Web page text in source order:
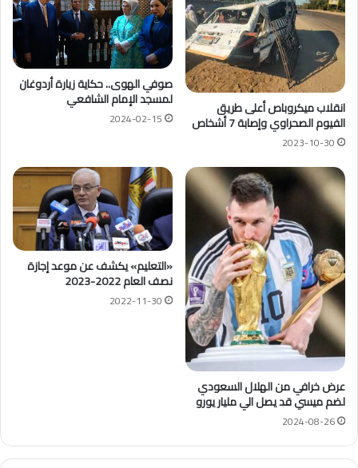
انقلاب ميكروباص أعلى طريق
الفيوم الصحراوي وإصابة 7 أشخاص
2023-10-30
صوفي الهوى.. حكاية زيارة أردوغان
لمسجد الإمام الشافعي
2024-02-15
عرض خرافي من الهلال السعودي
لضم ميسي قد يصل الي مليار يورو
2024-08-26
«التعليم» يكشف عن موعد إجازة
نصف العام 2022-2023
2022-11-30